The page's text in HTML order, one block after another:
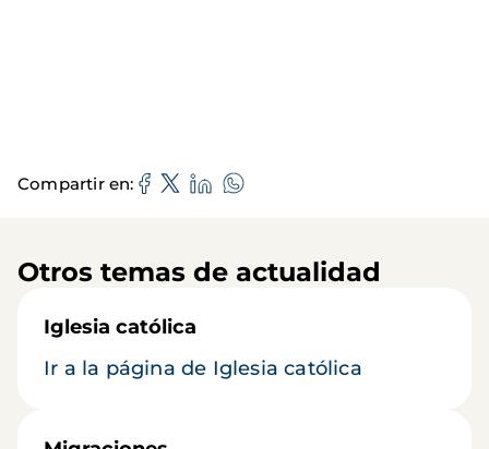
Compartir en
Otros temas de actualidad
Iglesia católica
Ir a la página de Iglesia católica